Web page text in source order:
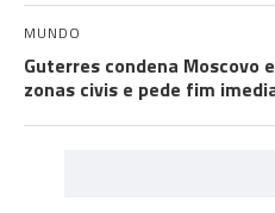
MUNDO
Guterres condena Moscovo
zonas civis e pede fim